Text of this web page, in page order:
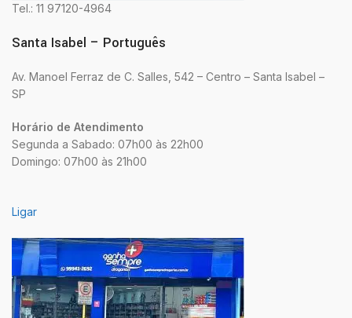
Tel.: 11 97120-4964
Santa Isabel – Português
Av. Manoel Ferraz de C. Salles, 542 – Centro – Santa Isabel –
SP
Horário de Atendimento
Segunda a Sabado: 07h00 às 22h00
Domingo: 07h00 às 21h00
Ligar